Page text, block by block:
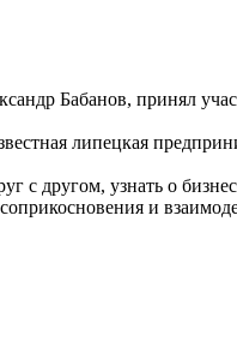
Бабанов, принял
липецкая
с другом, узнать о
и